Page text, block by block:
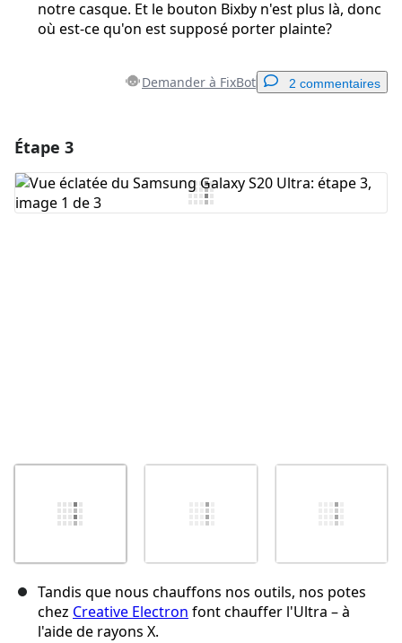
notre casque. Et le bouton Bixby n'est plus là, donc
où est-ce qu'on est supposé porter plainte?
Demander à FixBot 2 commentaires
Ajouter un commentaire
Étape 3
Tandis que nous chauffons nos outils, nos potes
chez Creative Electron font chauffer l'Ultra – à
l'aide de rayons X.